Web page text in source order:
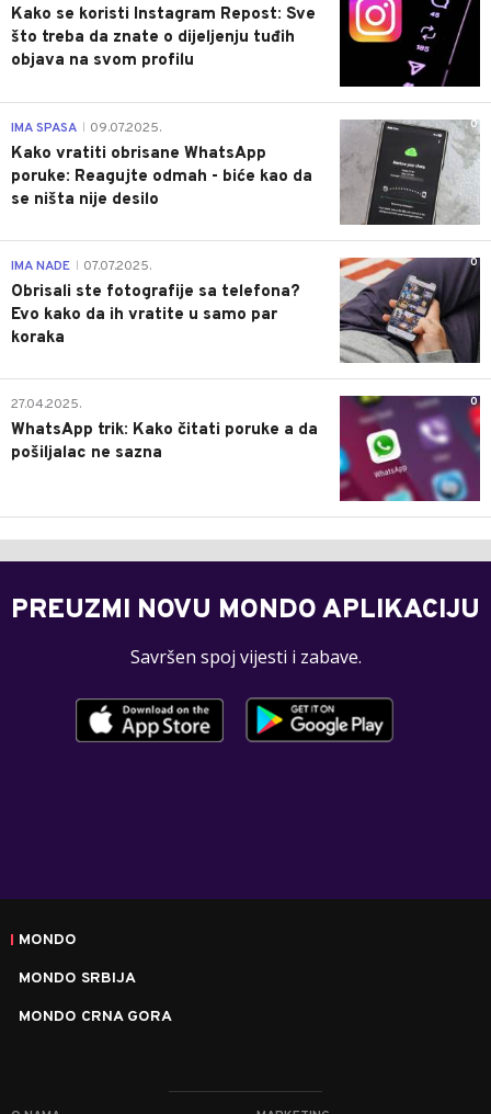
Kako se koristi Instagram Repost: Sve
što treba da znate o dijeljenju tuđih
objava na svom profilu
0
IMA SPASA 09.07.2025.
Kako vratiti obrisane WhatsApp
poruke: Reagujte odmah - biće kao da
se ništa nije desilo
0
IMA NADE 07.07.2025.
Obrisali ste fotografije sa telefona?
Evo kako da ih vratite u samo par
koraka
0
27.04.2025.
WhatsApp trik: Kako čitati poruke a da
pošiljalac ne sazna
PREUZMI NOVU MONDO APLIKACIJU
Savršen spoj vijesti i zabave.
MONDO
MONDO SRBIJA
MONDO CRNA GORA